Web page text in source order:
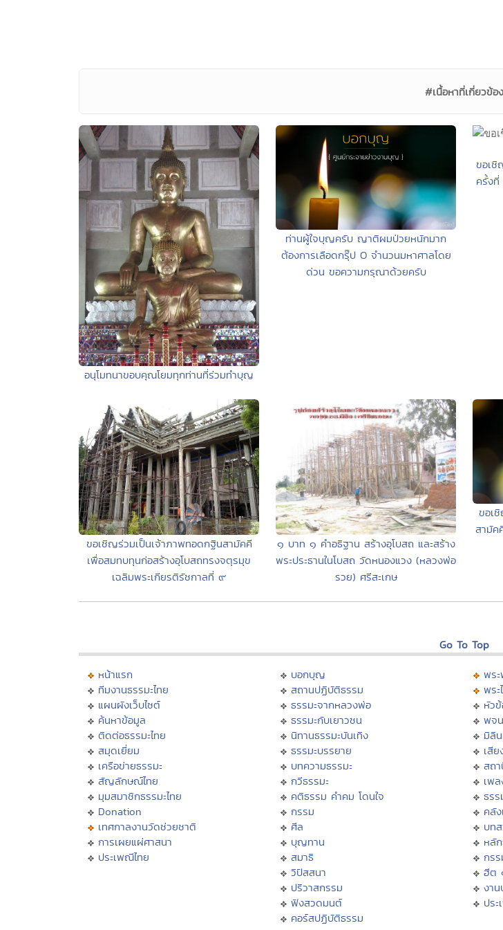
#เนื้อหาที่เกี่ยวข้อง
อนุโมทนาขอบคุณโยมทุกท่านที่ร่วมทำบุญ
ท่านผู้ใจบุญครับ ญาติผมป่วยหนักมาก
ต้องการเลือดกรุ๊ป O จำนวนมหาศาลโดย
ด่วน ขอความกรุณาด้วยครับ
ขอเชิ
ครั้ง
ขอเชิญร่วมเป็นเจ้าภาพทอดกฐินสามัคคี
เพื่อสมทบทุนก่อสร้างอุโบสถทรงจตุรมุข
เฉลิมพระเกียรติรัชกาลที่ ๙
๑ บาท ๑ คำอธิฐาน สร้างอุโบสถ และสร้าง
พระประธานในโบสถ วัดหนองแวง (หลวงพ่อ
รวย) ศรีสะเกษ
ขอเ
สามัค
Go To Top
หน้าแรก
ทีมงานธรรมะไทย
แผนผังเว็บไซต์
ค้นหาข้อมูล
ติดต่อธรรมะไทย
สมุดเยี่ยม
เครือข่ายธรรมะ
สัญลักษณ์ไทย
มุมสมาชิกธรรมะไทย
Donation
เทศกาลงานวัดช่วยชาติ
การเผยแผ่ศาสนา
ประเพณีไทย
บอกบุญ
สถานปฏิบัติธรรม
ธรรมะจากหลวงพ่อ
ธรรมะกับเยาวชน
นิทานธรรมะบันเทิง
ธรรมะบรรยาย
บทความธรรมะ
กวีธรรมะ
คติธรรม คำคม โดนใจ
กรรม
ศีล
บุญทาน
สมาธิ
วิปัสสนา
ปริวาสกรรม
ฟังสวดมนต์
คอร์สปฏิบัติธรรม
พร
พร
หัว
พจ
มิลิ
เสี
สถา
เพ
ธร
คลั
บท
หลั
กรร
ฮีต
งา
ปร